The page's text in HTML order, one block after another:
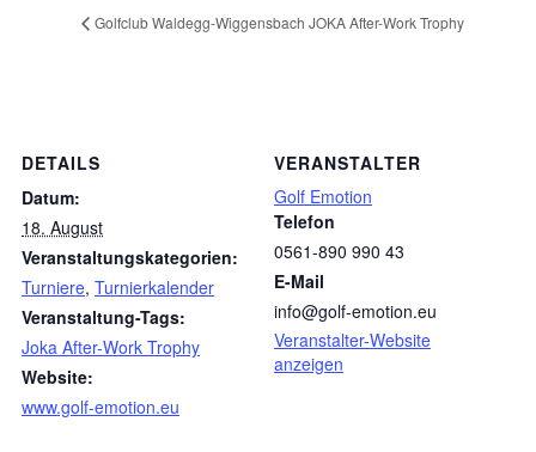
Golfclub Waldegg-Wiggensbach JOKA After-Work Trophy
DETAILS
Datum:
18. August
Veranstaltungskategorien:
Turniere, Turnierkalender
Veranstaltung-Tags:
Joka After-Work Trophy
Website:
www.golf-emotion.eu
VERANSTALTER
Golf Emotion
Telefon
0561-890 990 43
E-Mail
info@golf-emotion.eu
Veranstalter-Website
anzeigen